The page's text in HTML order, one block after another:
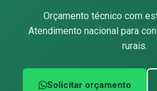
Orçamento técnico com
Atendimento nacional para
rurais.
Solicitar orçamento